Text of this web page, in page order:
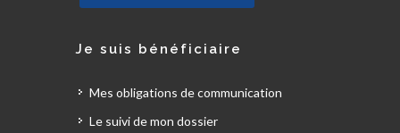
Je suis bénéficiaire
Mes obligations de communication
Le suivi de mon dossier